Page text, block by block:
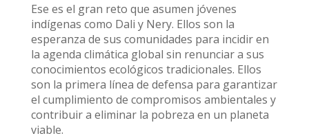
Ese es el gran reto que asumen jóvenes
indígenas como Dali y Nery. Ellos son la
esperanza de sus comunidades para incidir en
la agenda climática global sin renunciar a sus
conocimientos ecológicos tradicionales. Ellos
son la primera línea de defensa para garantizar
el cumplimiento de compromisos ambientales y
contribuir a eliminar la pobreza en un planeta
viable.